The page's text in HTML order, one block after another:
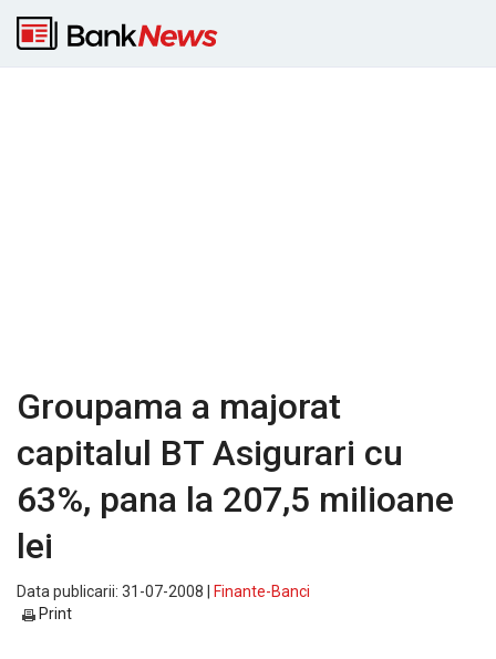
Groupama a majorat
capitalul BT Asigurari cu
63%, pana la 207,5 milioane
lei
Data publicarii: 31-07-2008 |
Finante-Banci
Print